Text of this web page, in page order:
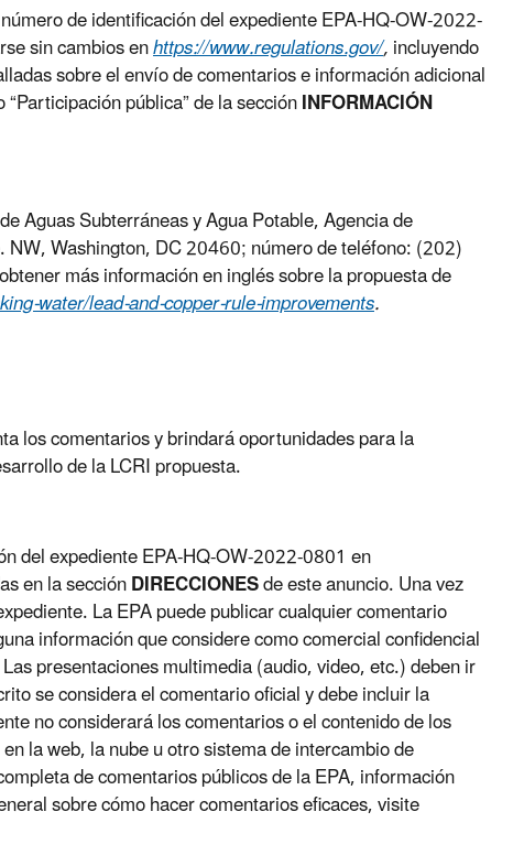
de identificación del expediente EPA-HQ-OW-2022-
sin cambios enhttps://www.regulations.gov/,incluyendo
sobre el envío de comentarios e información adicional
pública” de la secciónINFORMACIÓN
Aguas Subterráneas y Agua Potable, Agencia de
Washington, DC 20460; número de teléfono: (202)
más información en inglés sobre la propuesta de
water/lead-and-copper-rule-improvements.
los comentarios y brindará oportunidades para la
de la LCRI propuesta.
del expediente EPA-HQ-OW-2022-0801 en
en la secciónDIRECCIONESde este anuncio. Una vez
La EPA puede publicar cualquier comentario
información que considere como comercial confidencial
presentaciones multimedia (audio, video, etc.) deben ir
se considera el comentario oficial y debe incluir la
no considerará los comentarios o el contenido de los
la web, la nube u otro sistema de intercambio de
de comentarios públicos de la EPA, información
sobre cómo hacer comentarios eficaces, visite